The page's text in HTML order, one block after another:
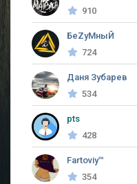
910
БеZyMныЙ
724
Даня Зубарев
534
pts
428
Fartoviy™
354